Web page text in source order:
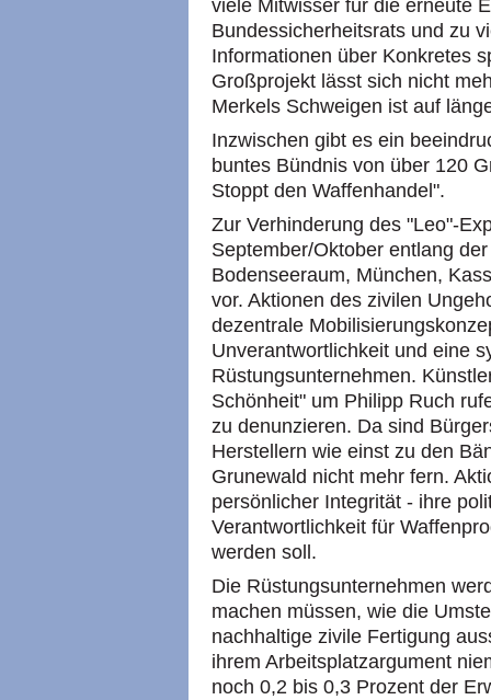
viele Mitwisser für die erneute
Bundessicherheitsrats und zu
Informationen über Konkretes
Großprojekt lässt sich nicht
Merkels Schweigen ist auf
Inzwischen gibt es ein
buntes Bündnis von über 120
Stoppt den Waffenhandel".
Zur Verhinderung des "Leo"-
September/Oktober entlang
Bodenseeraum, München,
vor. Aktionen des zivilen
dezentrale
Unverantwortlichkeit und eine
Rüstungsunternehmen.
Schönheit" um Philipp Ruch
zu denunzieren. Da sind
Herstellern wie einst zu den
Grunewald nicht mehr fern.
persönlicher Integrität - ihre
Verantwortlichkeit für
werden soll.
Die Rüstungsunternehmen
machen müssen, wie die
nachhaltige zivile Fertigung
ihrem Arbeitsplatzargument
noch 0,2 bis 0,3 Prozent der